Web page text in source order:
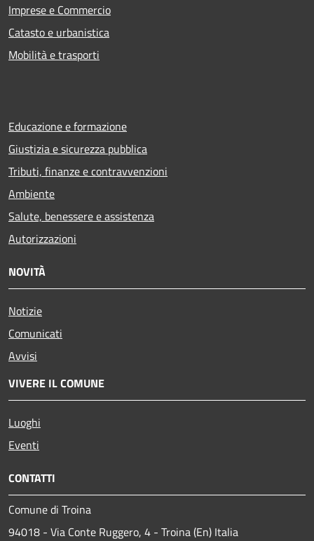
Imprese e Commercio
Catasto e urbanistica
Mobilità e trasporti
Educazione e formazione
Giustizia e sicurezza pubblica
Tributi, finanze e contravvenzioni
Ambiente
Salute, benessere e assistenza
Autorizzazioni
NOVITÀ
Notizie
Comunicati
Avvisi
VIVERE IL COMUNE
Luoghi
Eventi
CONTATTI
Comune di Troina
94018 - Via Conte Ruggero, 4 - Troina (En) Italia